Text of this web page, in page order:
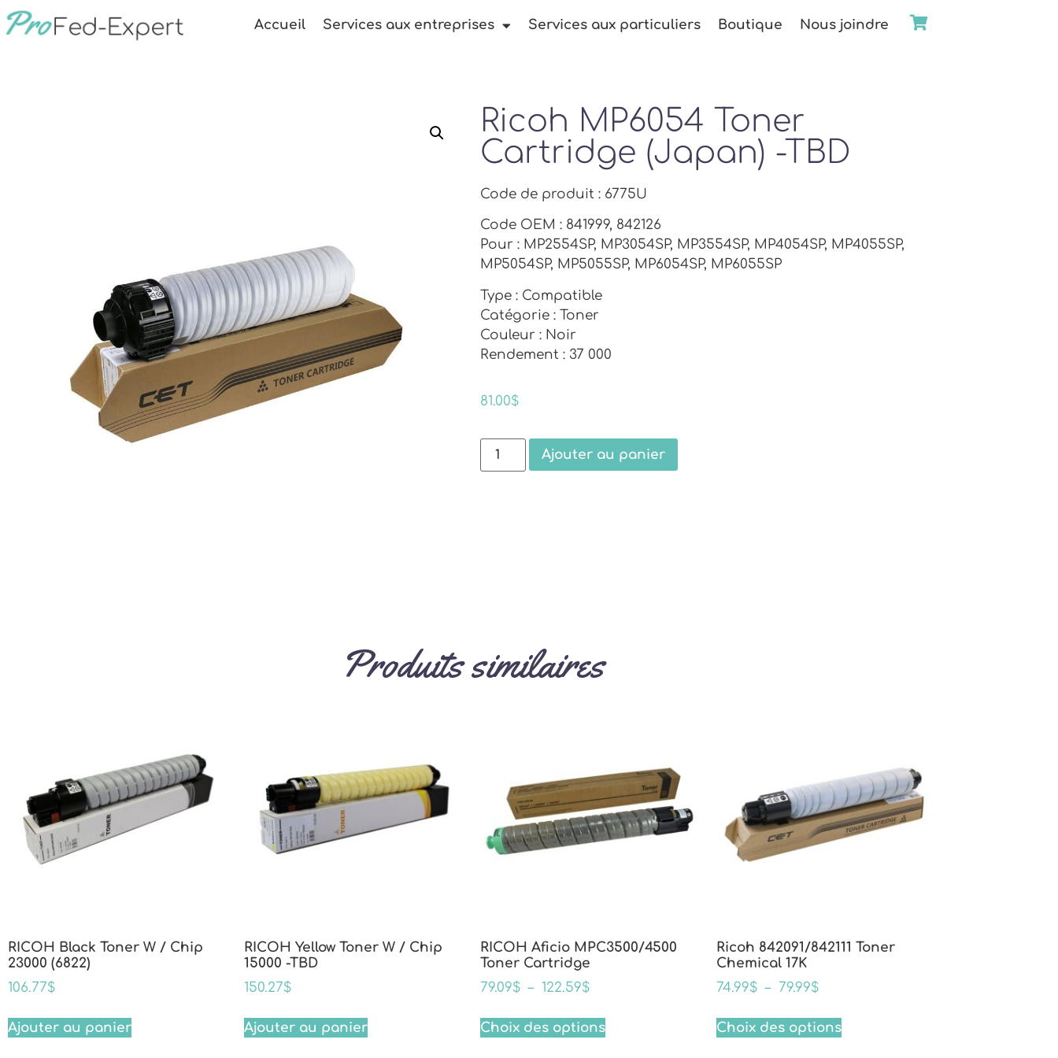
Accueil Services aux entreprises Services aux particuliers Boutique Nous joindre
Ricoh MP6054 Toner
Cartridge (Japan) -TBD
Code de produit : 6775U
Code OEM : 841999, 842126
Pour : MP2554SP, MP3054SP, MP3554SP, MP4054SP, MP4055SP,
MP5054SP, MP5055SP, MP6054SP, MP6055SP
Type : Compatible
Catégorie : Toner
Couleur : Noir
Rendement : 37 000
81.00$
Ajouter au panier
Produits similaires
RICOH Black Toner W / Chip
23000 (6822)
106.77$
Ajouter au panier
RICOH Yellow Toner W / Chip
15000 -TBD
150.27$
Ajouter au panier
RICOH Aficio MPC3500/4500
Toner Cartridge
79.09$ – 122.59$
Choix des options
Ricoh 842091/842111 Toner
Chemical 17K
74.99$ – 79.99$
Choix des options